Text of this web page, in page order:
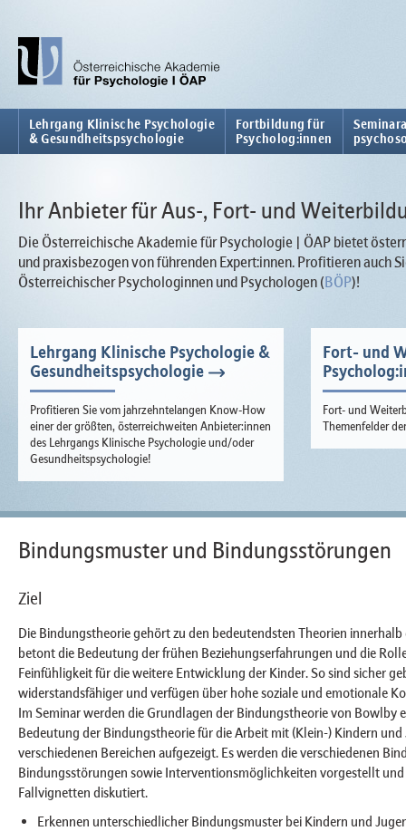
Lehrgang Klinische Psychologie
& Gesundheitspsychologie
Fortbildung für
Psycholog:innen
Ihr Anbieter für Aus-, Fort- und
Die Österreichische Akademie für Psychologie | ÖAP bietet
und praxisbezogen von führenden Expert:innen. Profitieren auch
Österreichischer Psychologinnen und Psychologen (BÖP)!
Lehrgang Klinische Psychologie &
Gesundheitspsychologie
Profitieren Sie vom jahrzehntelangen Know-How
einer der größten, österreichweiten Anbieter:innen
des Lehrgangs Klinische Psychologie und/oder
Gesundheitspsychologie!
Fort- und
Fort- und
Themenfelder
Bindungsmuster und Bindungsstörungen
Ziel
Die Bindungstheorie gehört zu den bedeutendsten Theorien
betont die Bedeutung der frühen Beziehungserfahrungen und die
Feinfühligkeit für die weitere Entwicklung der Kinder. So sind sicher
widerstandsfähiger und verfügen über hohe soziale und emotionale
Im Seminar werden die Grundlagen der Bindungstheorie von Bowlby
Bedeutung der Bindungstheorie für die Arbeit mit (Klein-) Kindern
verschiedenen Bereichen aufgezeigt. Es werden die verschiedenen
Bindungsstörungen sowie Interventionsmöglichkeiten vorgestellt
Fallvignetten diskutiert.
Erkennen unterschiedlicher Bindungsmuster bei Kindern und